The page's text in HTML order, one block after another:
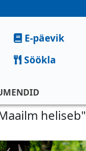
Kiirlingid
E-päevik
Söökla
heliseb"